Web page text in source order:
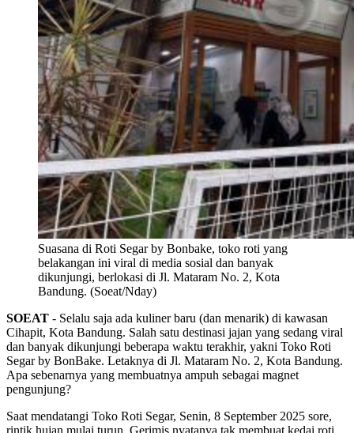
Suasana di Roti Segar by Bonbake, toko roti yang
belakangan ini viral di media sosial dan banyak
dikunjungi, berlokasi di Jl. Mataram No. 2, Kota
Bandung. (Soeat/Nday)
SOEAT - Selalu saja ada kuliner baru (dan menarik) di kawasan
Cihapit, Kota Bandung. Salah satu destinasi jajan yang sedang viral
dan banyak dikunjungi beberapa waktu terakhir, yakni Toko Roti
Segar by BonBake. Letaknya di Jl. Mataram No. 2, Kota Bandung.
Apa sebenarnya yang membuatnya ampuh sebagai magnet
pengunjung?
Saat mendatangi Toko Roti Segar, Senin, 8 September 2025 sore,